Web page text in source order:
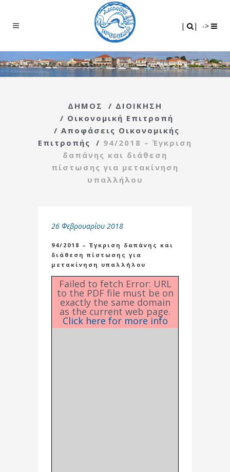
| | ->
ΔΗΜΟΣ / ΔΙΟΙΚΗΣΗ
/ Οικονομική Επιτροπή
/ Αποφάσεις Οικονομικής
Επιτροπής
/ 94/2018 – Έγκριση
δαπάνης και διάθεση
πίστωσης για μετακίνηση
υπαλλήλου
26 Φεβρουαρίου 2018
94/2018 – Έγκριση δαπάνης και
διάθεση πίστωσης για
μετακίνηση υπαλλήλου
Failed to fetch Error: URL
to the PDF file must be on
exactly the same domain
as the current web page.
Click here for more info